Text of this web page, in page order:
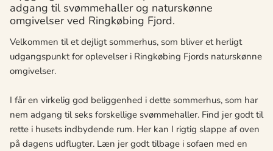
adgang til svømmehaller og naturskønne
omgivelser ved Ringkøbing Fjord.
Velkommen til et dejligt sommerhus, som bliver et herligt
udgangspunkt for oplevelser i Ringkøbing Fjords naturskønne
omgivelser.
I får en virkelig god beliggenhed i dette sommerhus, som har
nem adgang til seks forskellige svømmehaller. Find jer godt til
rette i husets indbydende rum. Her kan I rigtig slappe af oven
på dagens udflugter. Læn jer godt tilbage i sofaen med en